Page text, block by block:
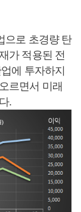
으로 초경량 탄
가 적용된 전
에 투자하지
르면서 미래
.